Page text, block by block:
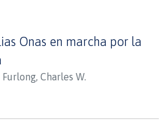
Onas en marcha por la
Furlong, Charles W.